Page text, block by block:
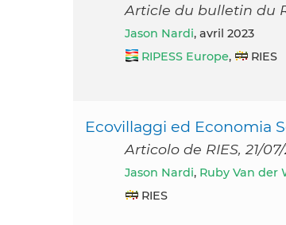
Article du bulletin du
Jason Nardi, avril 2023
RIPESS Europe, RIES
Ecovillaggi ed Economia
Articolo de RIES, 21/
Jason Nardi, Ruby Van der
RIES